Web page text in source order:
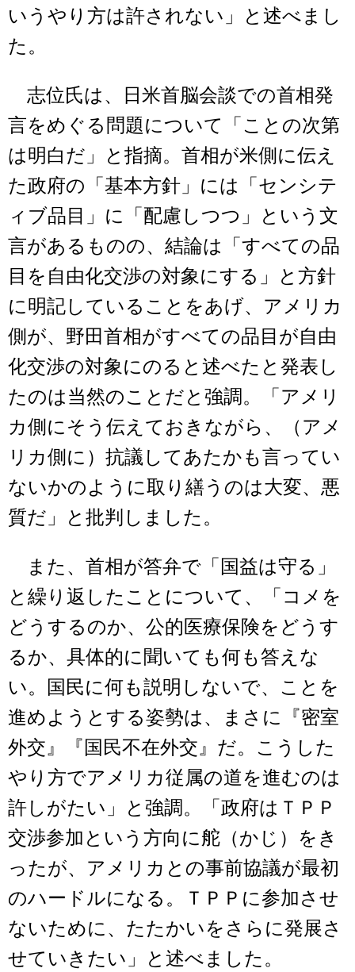
いうやり方は許されない」と述べまし
た。
志位氏は、日米首脳会談での首相発
言をめぐる問題について「ことの次第
は明白だ」と指摘。首相が米側に伝え
た政府の「基本方針」には「センシテ
ィブ品目」に「配慮しつつ」という文
言があるものの、結論は「すべての品
目を自由化交渉の対象にする」と方針
に明記していることをあげ、アメリカ
側が、野田首相がすべての品目が自由
化交渉の対象にのると述べたと発表し
たのは当然のことだと強調。「アメリ
カ側にそう伝えておきながら、（アメ
リカ側に）抗議してあたかも言ってい
ないかのように取り繕うのは大変、悪
質だ」と批判しました。
また、首相が答弁で「国益は守る」
と繰り返したことについて、「コメを
どうするのか、公的医療保険をどうす
るか、具体的に聞いても何も答えな
い。国民に何も説明しないで、ことを
進めようとする姿勢は、まさに『密室
外交』『国民不在外交』だ。こうした
やり方でアメリカ従属の道を進むのは
許しがたい」と強調。「政府はＴＰＰ
交渉参加という方向に舵（かじ）をき
ったが、アメリカとの事前協議が最初
のハードルになる。ＴＰＰに参加させ
ないために、たたかいをさらに発展さ
せていきたい」と述べました。